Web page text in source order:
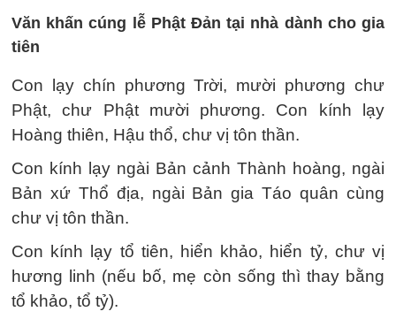
Văn khấn cúng lễ Phật Đản tại nhà dành cho gia
tiên
Con lạy chín phương Trời, mười phương chư
Phật, chư Phật mười phương. Con kính lạy
Hoàng thiên, Hậu thổ, chư vị tôn thần.
Con kính lạy ngài Bản cảnh Thành hoàng, ngài
Bản xứ Thổ địa, ngài Bản gia Táo quân cùng
chư vị tôn thần.
Con kính lạy tổ tiên, hiển khảo, hiển tỷ, chư vị
hương linh (nếu bố, mẹ còn sống thì thay bằng
tổ khảo, tổ tỷ).